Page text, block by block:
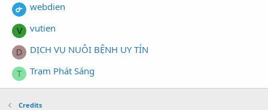
webdien
V vutien
D DỊCH VỤ NUÔI BỆNH UY TÍN
T Trạm Phát Sáng
Credits